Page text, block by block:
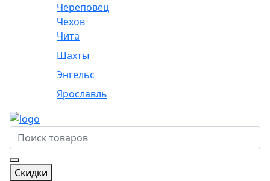
Череповец
Чехов
Чита
Шахты
Энгельс
Ярославль
Скидки